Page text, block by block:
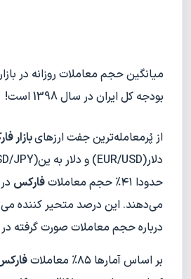
بودجه کل ایران در سال 1398 است!
از پُرمعامله‌ترین جفت ارزهایبازار
حدودا ۴۱% حجم معاملات
فارکس
می‌دهند. این درصد متحیر کننده
درباره حجم معاملات صورت گرفته
بر اساس آمارها ۸۵% معاملات